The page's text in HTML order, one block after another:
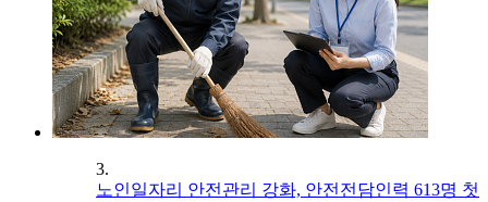
3.
노인일자리 안전관리 강화, 안전전담인력 613명 첫